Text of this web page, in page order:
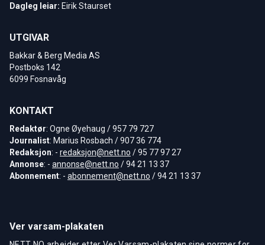
Dagleg leiar: Eirik Staurset
UTGIVAR
Bakkar & Berg Media AS
Postboks 142
6099 Fosnavåg
KONTAKT
Redaktør: Ogne Øyehaug / 957 79 727
Journalist: Marius Rosbach / 907 36 774
Redaksjon: - redaksjon@nett.no / 95 77 97 27
Annonse: - annonse@nett.no / 94 21 13 37
Abonnement: - abonnement@nett.no / 94 21 13 37
Ver varsam-plakaten